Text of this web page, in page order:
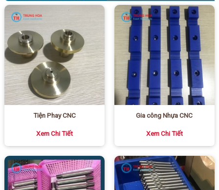
Tiện Phay CNC
Xem Chi Tiết
Gia công Nhựa CNC
Xem Chi Tiết